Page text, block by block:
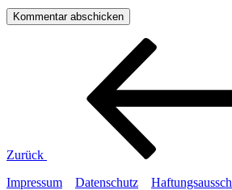
Beitragsnavigation
Zurück
Impressum
Datenschutz